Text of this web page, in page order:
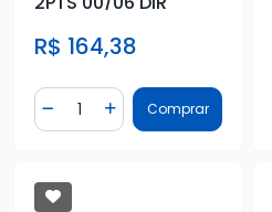
R$ 164,38
Diminuir Quantidade
Quantidade
Adicionar Quantidade
Comprar